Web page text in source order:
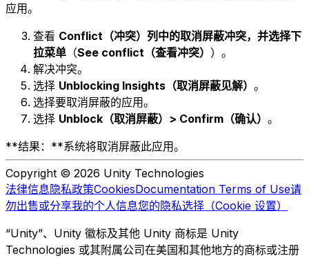
应用。
查看 Conflict（冲突） 列中的取消屏蔽冲突，并选择下
拉菜单 （See conflict（查看冲突） ）。
解决冲突。
选择 Unblocking Insights（取消屏蔽见解） 。
选择要取消屏蔽的应用。
选择 Unblock（取消屏蔽）> Confirm（确认） 。
**结果：**系统将取消屏蔽此应用。
Copyright © 2026 Unity Technologies
法律信息隐私政策CookiesDocumentation Terms of Use请
勿出售或分享我的个人信息您的隐私选择（Cookie 设置）
“Unity”、Unity 徽标及其他 Unity 商标是 Unity
Technologies 或其附属公司在美国和其他地方的商标或注册